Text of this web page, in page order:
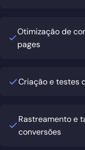
Otimização de
pages
Criação e testes
Rastreamento e
conversões